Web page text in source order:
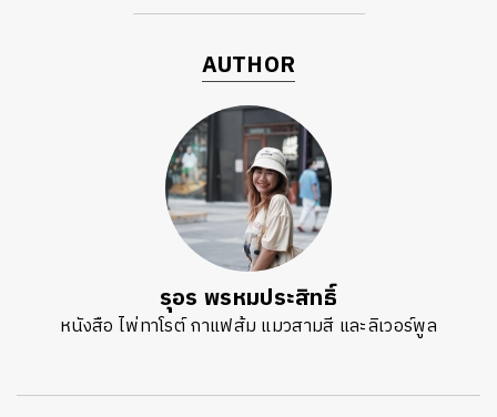
AUTHOR
รุอร พรหมประสิทธิ์
หนังสือ ไพ่ทาโรต์ กาแฟส้ม แมวสามสี และลิเวอร์พูล